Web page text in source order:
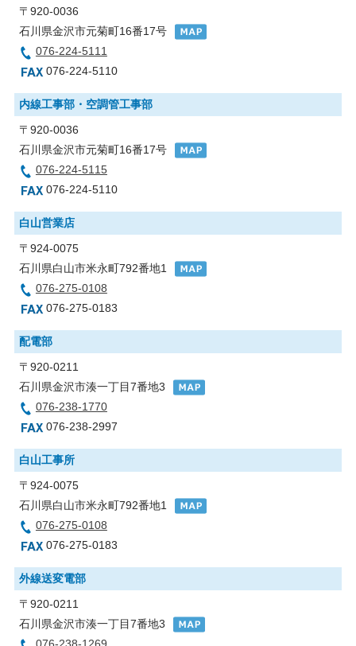
〒920-0036
石川県金沢市元菊町16番17号
076-224-5111
076-224-5110
内線工事部・空調管工事部
〒920-0036
石川県金沢市元菊町16番17号
076-224-5115
076-224-5110
白山営業店
〒924-0075
石川県白山市米永町792番地1
076-275-0108
076-275-0183
配電部
〒920-0211
石川県金沢市湊一丁目7番地3
076-238-1770
076-238-2997
白山工事所
〒924-0075
石川県白山市米永町792番地1
076-275-0108
076-275-0183
外線送変電部
〒920-0211
石川県金沢市湊一丁目7番地3